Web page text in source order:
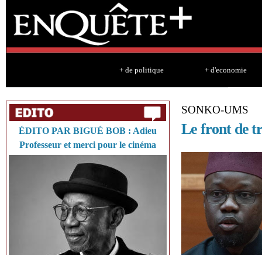
+ de politique + d'economie
ÉDITO PAR BIGUÉ BOB : Adieu
Professeur et merci pour le cinéma
SONKO-UMS
Le front de